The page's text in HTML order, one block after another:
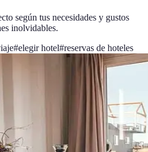
según tus necesidades y gustos
inolvidables.
#elegir hotel#reservas de hoteles